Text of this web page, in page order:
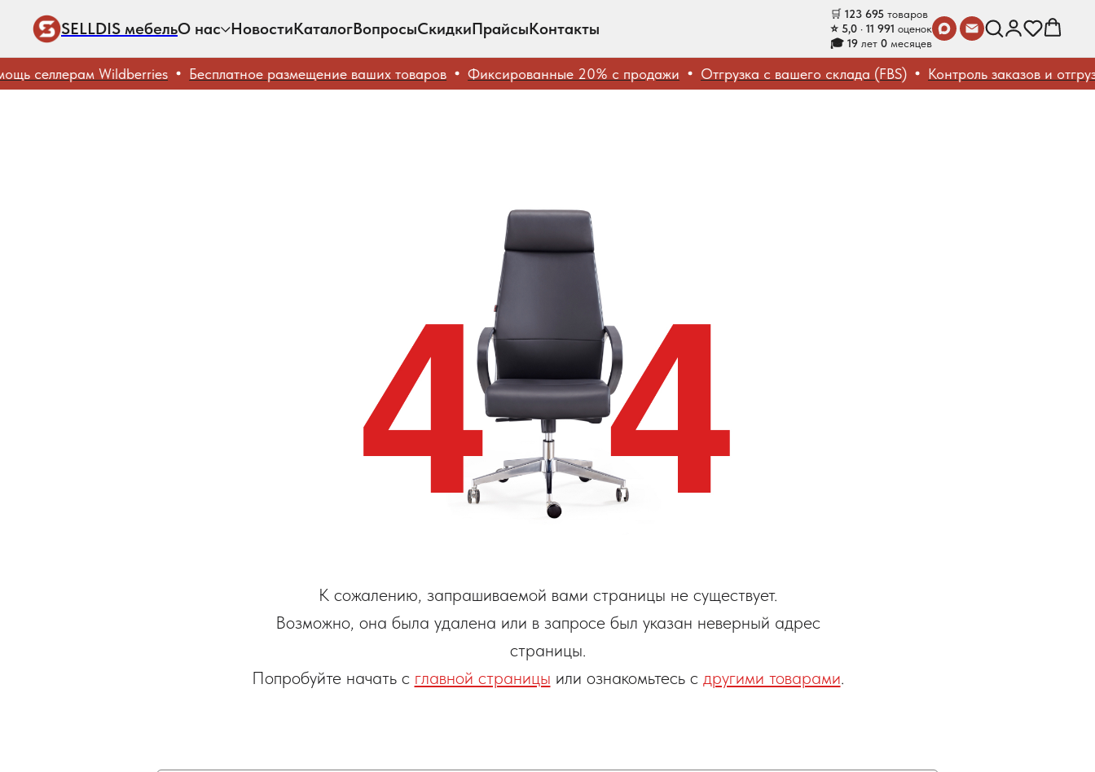
SELLDIS мебельО нас НовостиКаталогВопросыСкидкиПрайсыКонтакты
🛒 123 695 товаров
⭐ 5,0 · 11 991 оценок
🎓 19 лет 0 месяцев
селлерам Wildberries Бесплатное размещение ваших товаров Фиксированные 20% с продажи Отгрузка с вашего склада (FBS) Контроль заказов и отгрузок
К сожалению, запрашиваемой вами страницы не существует.
Возможно, она была удалена или в запросе был указан неверный адрес
страницы.
Попробуйте начать с главной страницы или ознакомьтесь с другими товарами.